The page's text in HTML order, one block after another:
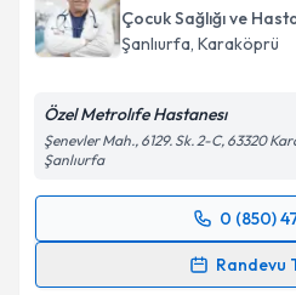
Çocuk Sağlığı ve
Şanlıurfa, Karaköprü
Özel Metrolıfe Hastanesı
Şenevler Mah., 6129. Sk. 2-C, 63320
Şanlıurfa
0 (850)
Randevu
Randevu Takvimi